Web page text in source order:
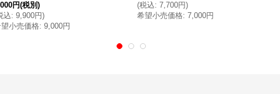
円(税別)
込: 9,900円)
小売価格: 9,000円
(税込: 7,700円)
希望小売価格: 7,000円